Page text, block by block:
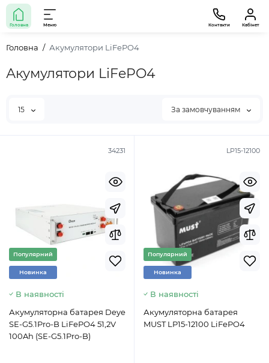
Головна Меню Контакти Кабінет
Головна Акумулятори LiFePO4
Акумулятори LiFePO4
15 За замовчуванням
34231
Популярний
Новинка
В наявності
Акумуляторна батарея Deye
SE-G5.1Pro-B LiFePO4 51,2V
100Ah (SE-G5.1Pro-B)
LP15-12100
Популярний
Новинка
В наявності
Акумуляторна батарея
MUST LP15-12100 LiFePO4